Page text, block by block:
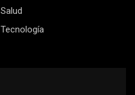
Salud
Tecnología